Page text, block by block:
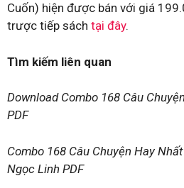
Cuốn) hiện được bán với giá
trược tiếp sách tại đây.
Tìm kiếm liên quan
Download Combo 168 Câu
PDF
Combo 168 Câu Chuyện Hay
Ngọc Linh PDF